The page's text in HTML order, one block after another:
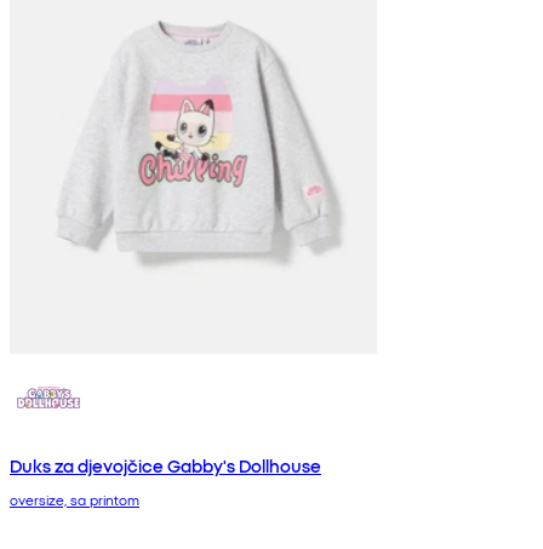
Duks za djevojčice Gabby's Dollhouse
oversize, sa printom